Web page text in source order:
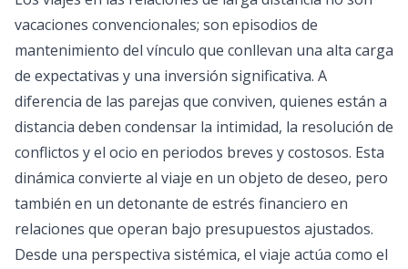
vacaciones convencionales; son episodios de
mantenimiento del vínculo que conllevan una alta carga
de expectativas y una inversión significativa. A
diferencia de las parejas que conviven, quienes están a
distancia deben condensar la intimidad, la resolución de
conflictos y el ocio en periodos breves y costosos. Esta
dinámica convierte al viaje en un objeto de deseo, pero
también en un detonante de estrés financiero en
relaciones que operan bajo presupuestos ajustados.
Desde una perspectiva sistémica, el viaje actúa como el